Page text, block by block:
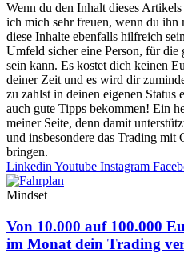
Wenn du den Inhalt dieses
ich mich sehr freuen, wenn du ihn
diese Inhalte ebenfalls hilfreich
Umfeld sicher eine Person, für die
sein kann. Es kostet dich keinen
deiner Zeit und es wird dir
zu zahlst in deinen eigenen
auch gute Tipps bekommen! Ein
meiner Seite, denn damit
und insbesondere das Trading mit
bringen.
Linkedin Youtube Instagram
Mindset
Von 10.000 auf 100.000
im Monat dein Trading